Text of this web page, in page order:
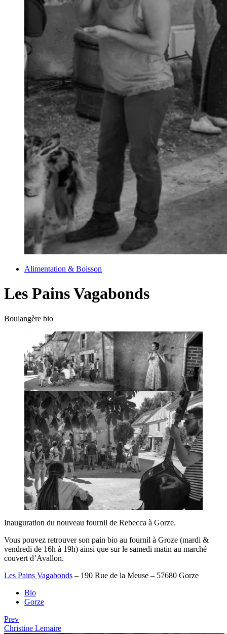
Alimentation & Boisson
Les Pains Vagabonds
Boulangère bio
Inauguration du nouveau fournil de Rebecca à Gorze.
Vous pouvez retrouver son pain bio au fournil à Groze (mardi &
vendredi de 16h à 19h) ainsi que sur le samedi matin au marché
couvert d’Avallon.
Les Pains Vagabonds – 190 Rue de la Meuse – 57680 Gorze
Bio
Gorze
Prev
Christine Lemaire